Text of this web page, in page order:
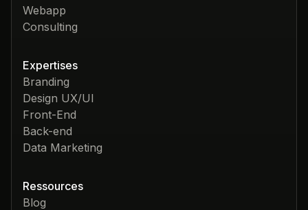
Webapp
Consulting
Expertises
Branding
Design UX/UI
Front-End
Back-end
Data Marketing
Ressources
Blog